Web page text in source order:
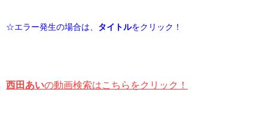
☆エラー発生の場合は、 タイトルをクリック！
西田あいの動画検索はこちらをクリック！